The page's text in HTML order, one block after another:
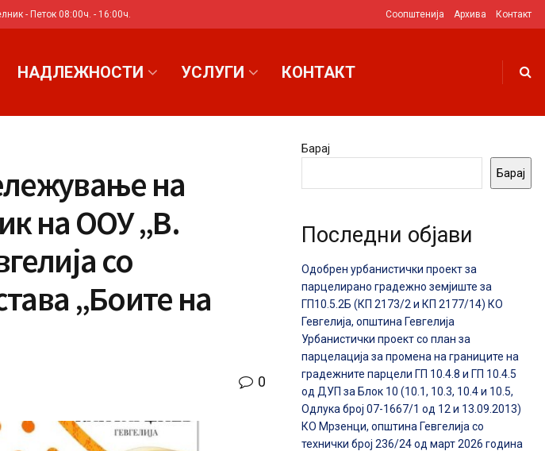
- Петок 08:00ч. - 16:00ч. Соопштенија Архива Контакт
НАДЛЕЖНОСТИ УСЛУГИ КОНТАКТ
на
на ООУ „В.
со
„Боите на
0
Барај
Барај
Последни објави
Одобрен урбанистички проект за
парцелирано градежно земјиште за
ГП10.5.2Б (КП 2173/2 и КП 2177/14) КО
Гевгелија, општина Гевгелија
Урбанистички проект со план за
парцелација за промена на границите на
градежните парцели ГП 10.4.8 и ГП 10.4.5
од ДУП за Блок 10 (10.1, 10.3, 10.4 и 10.5,
Одлука број 07-1667/1 од 12 и 13.09.2013)
КО Мрзенци, општина Гевгелија со
технички број 236/24 од март 2026 година